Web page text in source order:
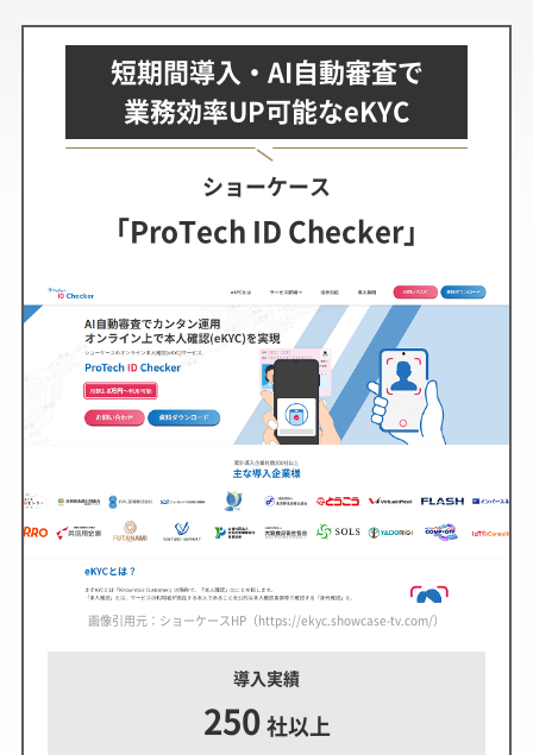
短期間導入・AI自動審査で
業務効率UP可能なeKYC
ショーケース
「ProTech ID Checker」
画像引用元：ショーケースHP（https://ekyc.showcase-tv.com/）
導入実績
250 社以上